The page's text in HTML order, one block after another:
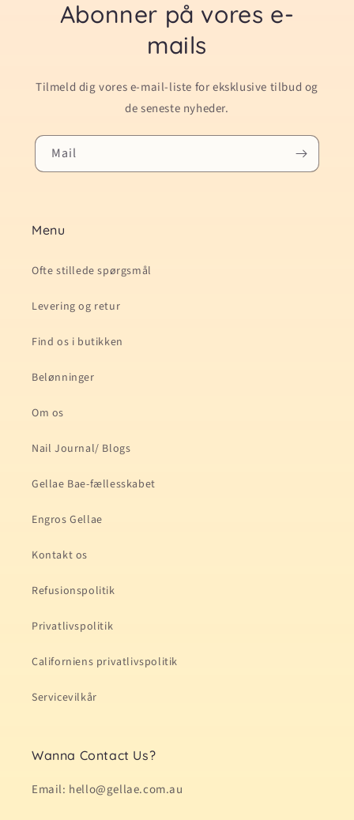
Abonner på vores e-
mails
Tilmeld dig vores e-mail-liste for eksklusive tilbud og
de seneste nyheder.
Mail
Menu
Ofte stillede spørgsmål
Levering og retur
Find os i butikken
Belønninger
Om os
Nail Journal/ Blogs
Gellae Bae-fællesskabet
Engros Gellae
Kontakt os
Refusionspolitik
Privatlivspolitik
Californiens privatlivspolitik
Servicevilkår
Wanna Contact Us?
Email: hello@gellae.com.au